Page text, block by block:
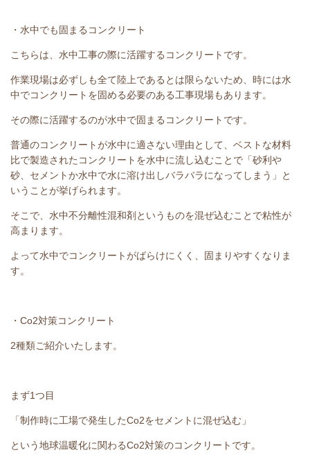
・水中でも固まるコンクリート
こちらは、水中工事の際に活躍するコンクリートです。
作業現場は必ずしも全て陸上であるとは限らないため、時には水
中でコンクリートを固める必要のある工事現場もあります。
その際に活躍するのが水中で固まるコンクリートです。
普通のコンクリートが水中に適さない理由として、ベストな材料
比で製造されたコンクリートを水中に流し込むことで「砂利や
砂、セメントか水中で水に溶け出しバラバラになってしまう」と
いうことが挙げられます。
そこで、水中不分離性混和剤というものを混ぜ込むことで粘性が
高まります。
よって水中でコンクリートがばらけにくく、固まりやすくなりま
す。
・Co2対策コンクリート
2種類ご紹介いたします。
まず1つ目
「制作時に工場で発生したCo2をセメントに混ぜ込む」
という地球温暖化に関わるCo2対策のコンクリートです。